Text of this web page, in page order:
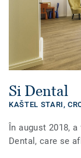
Si Dental
KAŠTEL STARI,
În august 2018,
Dental, care se